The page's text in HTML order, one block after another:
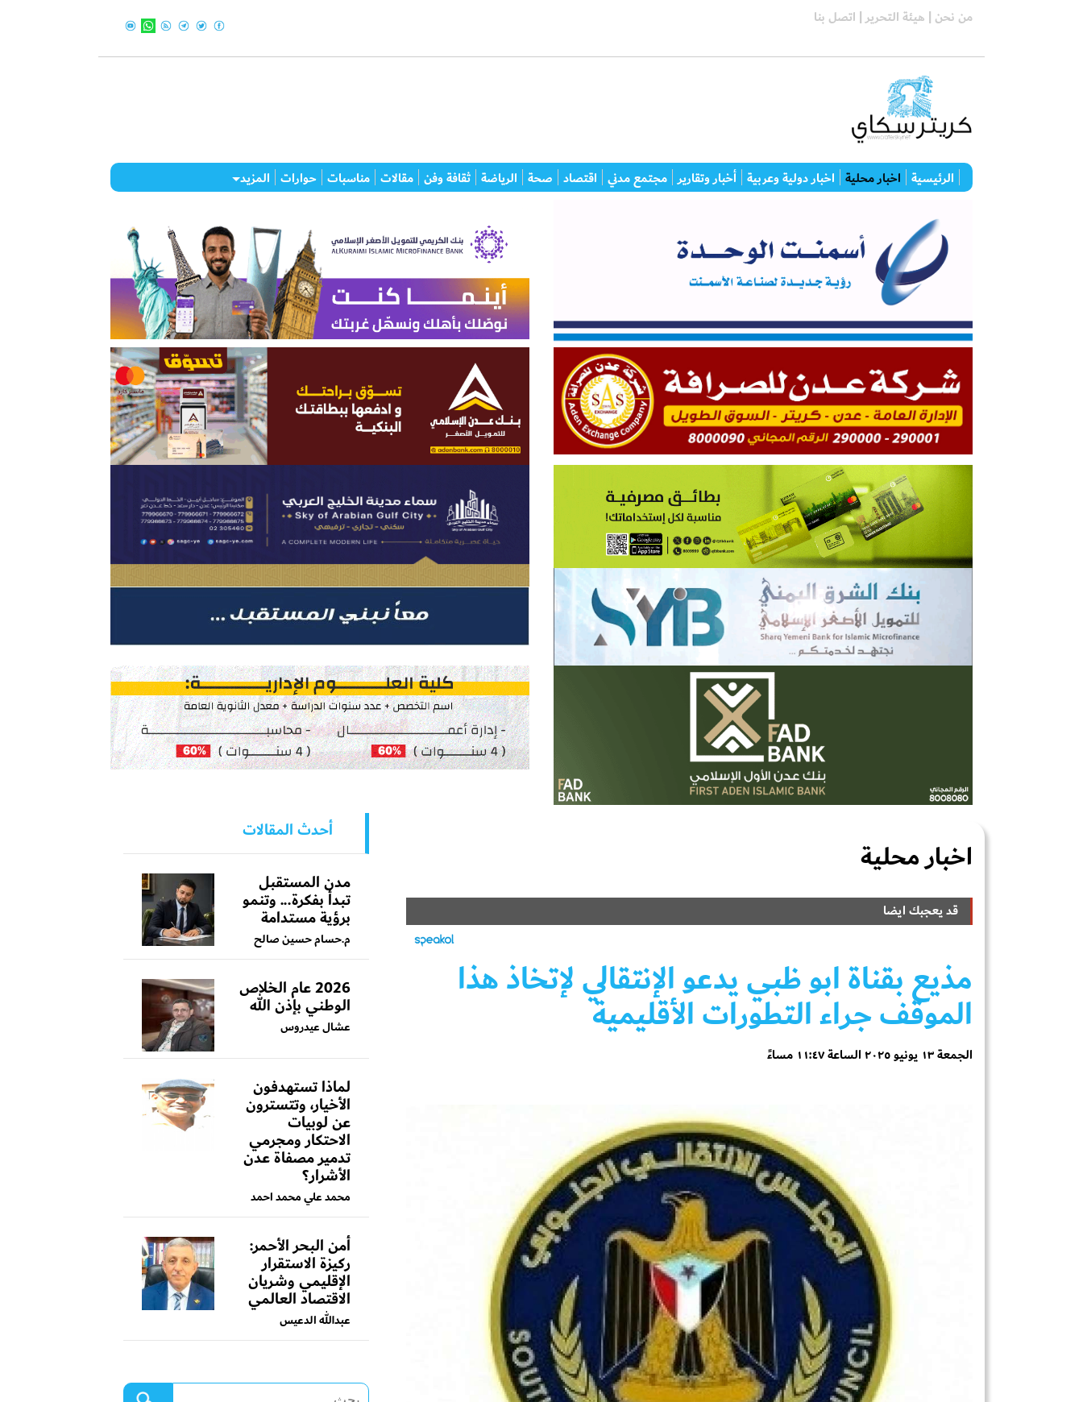
من نحن | هيئة التحرير | اتصل بنا
الرئيسية اخبار محلية اخبار دولية وعربية أخبار وتقارير مجتمع مدني اقتصاد صحة الرياضة ثقافة وفن مقالات مناسبات حوارات المزيد
اخبار محلية
قد يعجبك ايضا
مذيع بقناة ابو ظبي يدعو الإنتقالي لإتخاذ هذا
الموقف جراء التطورات الأقليمية
الجمعة ١٣ يونيو ٢٠٢٥ الساعة ١١:٤٧ مساءً
أحدث المقالات
مدن المستقبل
تبدأ بفكرة... وتنمو
برؤية مستدامة
م.حسام حسين صالح
2026 عام الخلاص
الوطني بإذن الله
عشال عيدروس
لماذا تستهدفون
الأخيار، وتتسترون
عن لوبيات
الاحتكار ومجرمي
تدمير مصفاة عدن
الأشرار؟
محمد علي محمد احمد
أمن البحر الأحمر:
ركيزة الاستقرار
الإقليمي وشريان
الاقتصاد العالمي
عبدالله الدعيس